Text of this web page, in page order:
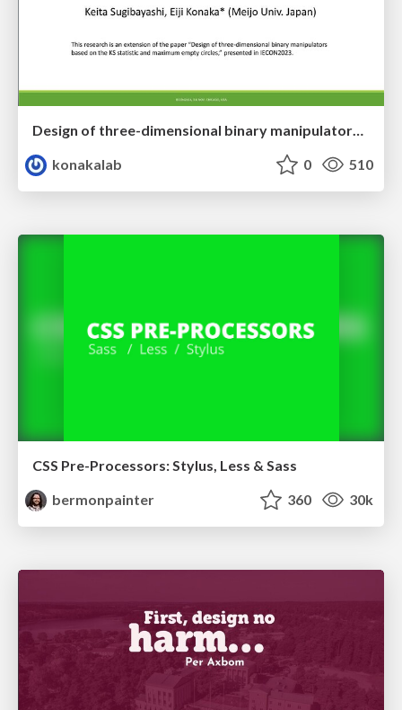
Design of three-dimensional binary manipulators for pick-and-place task avoiding obstacles (IECON2024)
konakalab
0 510
CSS Pre-Processors: Stylus, Less & Sass
bermonpainter
360 30k